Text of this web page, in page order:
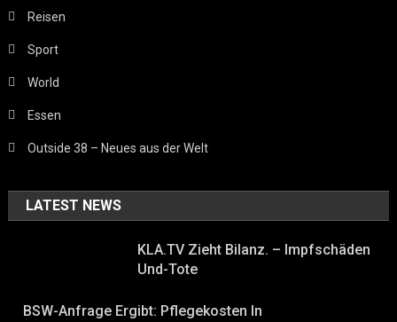
Reisen
Sport
World
Essen
Outside 38 – Neues aus der Welt
LATEST NEWS
KLA.TV Zieht Bilanz. – Impfschäden
Und-Tote
BSW-Anfrage Ergibt: Pflegekosten In